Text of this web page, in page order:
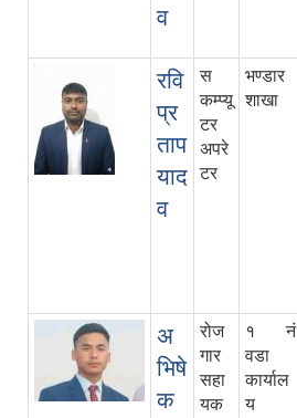
व
रवि
प्र
ताप
याद
व
स
कम्प्यू
टर
अपरे
टर
भण्डार
शाखा
अ
भिषे
क
रोज
गार
सहा
यक
१ नं
वडा
कार्याल
य